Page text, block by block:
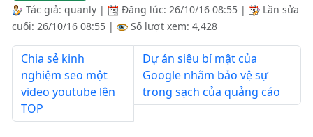
Tác giả: quanly | Đăng lúc: 26/10/16 08:55 |
Lần sửa
cuối: 26/10/16 08:55 | Số lượt xem: 4,428
Chia sẻ kinh
nghiệm seo một
video youtube lên
TOP
Dự án siêu bí mật của
Google nhằm bảo vệ sự
trong sạch của quảng cáo